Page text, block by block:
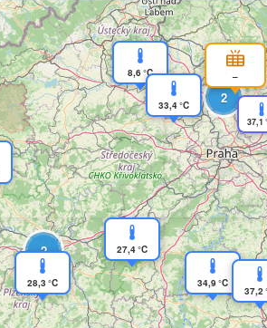
37,1
–
34,9 °C
27,4 °C
8,6 °C
33,4 °C 2
28,3 °C
2
37,2